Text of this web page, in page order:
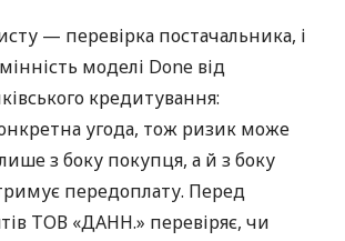
— перевірка постачальника, і
моделі Done від
кредитування:
угода, тож ризик може
з боку покупця, а й з боку
передоплату. Перед
ТОВ «ДАНН.» перевіряє, чи